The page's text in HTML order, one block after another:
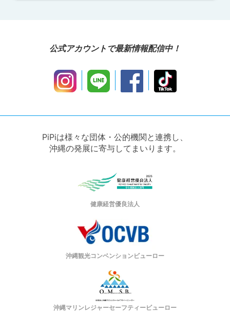
公式アカウントで最新情報配信中！
PiPiは様々な団体・公的機関と連携し、
沖縄の発展に寄与してまいります。
健康経営優良法人
沖縄観光コンベンションビューロー
沖縄マリンレジャーセーフティービューロー